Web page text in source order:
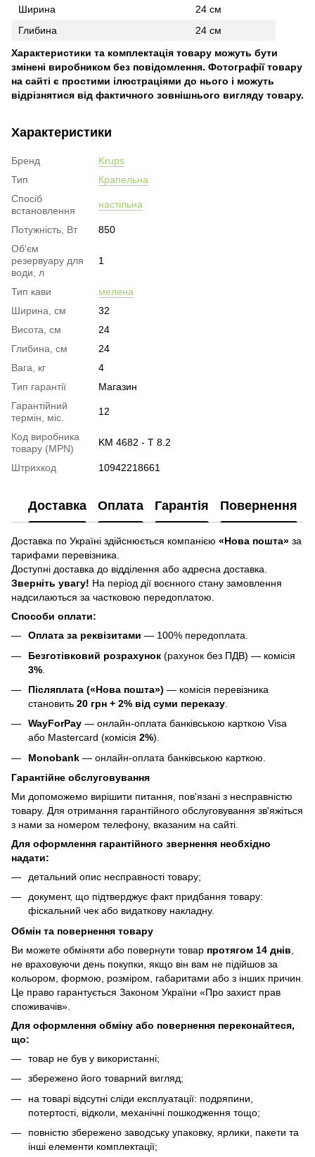
Ширина
24 см
Глибина
24 см
Характеристики та комплектація товару можуть бути
змінені виробником без повідомлення. Фотографії товару
на сайті є простими ілюстраціями до нього і можуть
відрізнятися від фактичного зовнішнього вигляду товару.
Характеристики
Бренд
Krups
Тип
Крапельна
Спосіб
встановлення
настільна
Потужність, Вт
850
Об'єм
резервуару для
води, л
1
Тип кави
мелена
Ширина, см
32
Висота, см
24
Глибина, см
24
Вага, кг
4
Тип гарантії
Магазин
Гарантійний
термін, міс.
12
Код виробника
товару (MPN)
KM 4682 - T 8.2
Штрихкод 10942218661
Доставка Оплата Гарантія Повернення
Доставка по Україні здійснюється компанією «Нова пошта» за
тарифами перевізника.
Доступні доставка до відділення або адресна доставка.
Зверніть увагу! На період дії воєнного стану замовлення
надсилаються за частковою передоплатою.
Способи оплати:
Оплата за реквізитами — 100% передоплата.
Безготівковий розрахунок (рахунок без ПДВ) — комісія
3%
Післяплата («Нова пошта») — комісія перевізника
становить 20 грн + 2% від суми переказу
WayForPay — онлайн-оплата банківською карткою Visa
або Mastercard (комісія 2%).
Monobank — онлайн-оплата банківською карткою.
Гарантійне обслуговування
Ми допоможемо вирішити питання, пов'язані з несправністю
товару. Для отримання гарантійного обслуговування зв'яжіться
з нами за номером телефону, вказаним на сайті.
Для оформлення гарантійного звернення необхідно
надати:
детальний опис несправності товару;
документ, що підтверджує факт придбання товару:
фіскальний чек або видаткову накладну.
Обмін та повернення товару
Ви можете обміняти або повернути товар протягом 14 днів
не враховуючи день покупки, якщо він вам не підійшов за
кольором, формою, розміром, габаритами або з інших причин.
Це право гарантується Законом України «Про захист прав
споживачів».
Для оформлення обміну або повернення переконайтеся,
що:
товар не був у використанні;
збережено його товарний вигляд;
на товарі відсутні сліди експлуатації: подряпини,
потертості, відколи, механічні пошкодження тощо;
повністю збережено заводську упаковку, ярлики, пакети та
інші елементи комплектації;